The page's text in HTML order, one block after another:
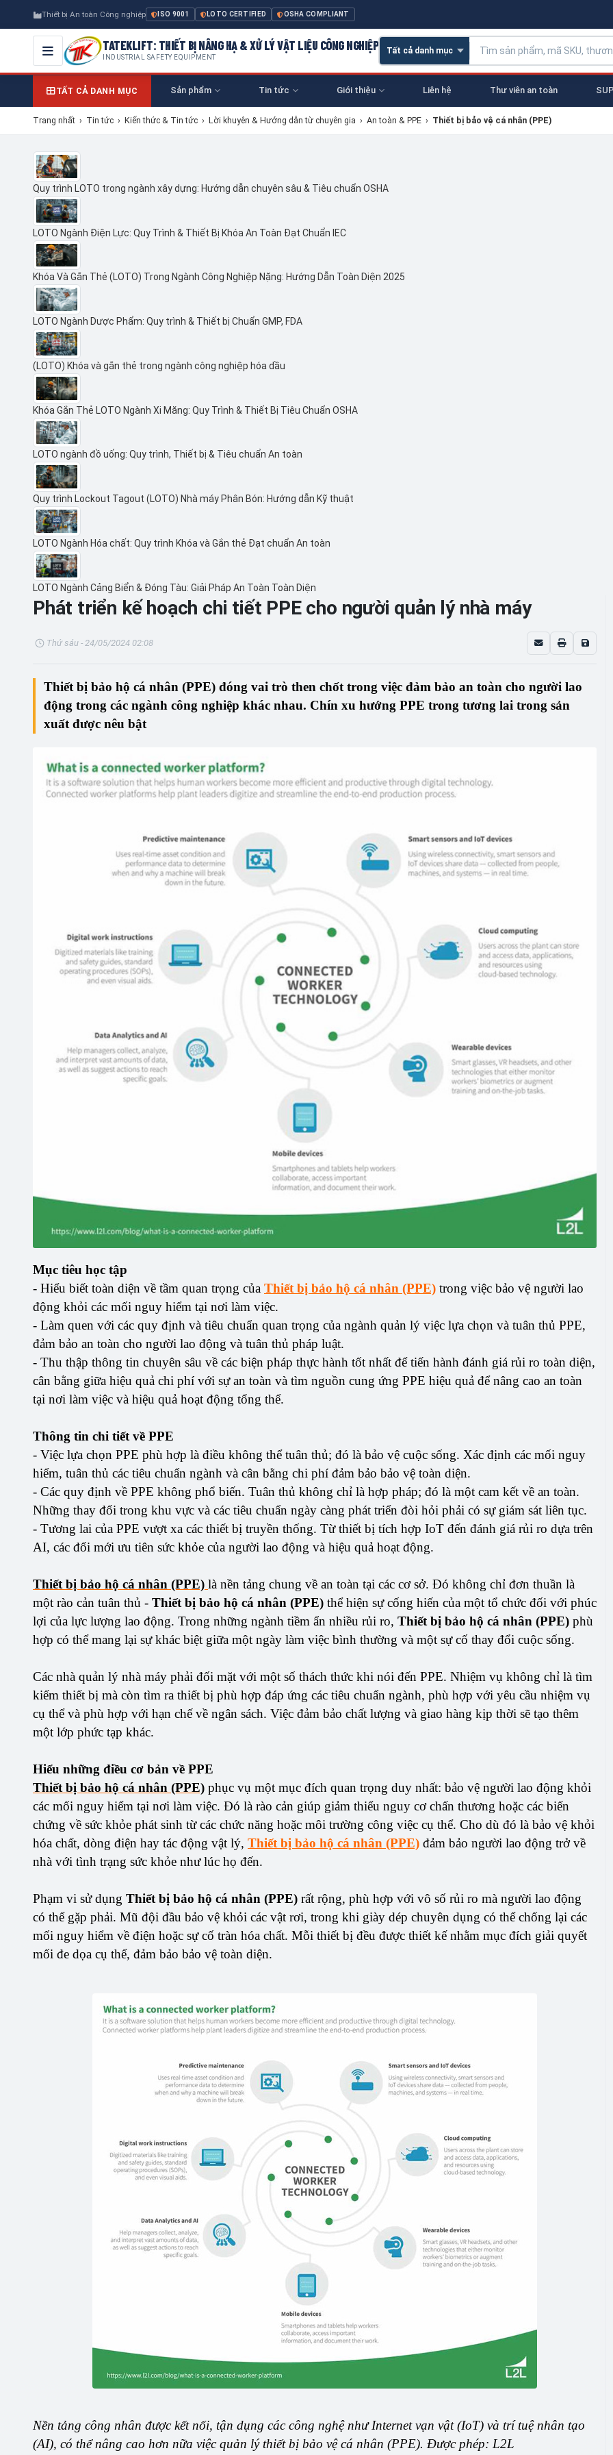
Thiết bị An toàn Công nghiệp ISO 9001 LOTO CERTIFIED OSHA COMPLIANT
TATEKLIFT: THIẾT BỊ NÂNG HẠ & XỬ LÝ VẬT LIỆU CÔNG NGHIỆP
INDUSTRIAL SAFETY EQUIPMENT
TẤT CẢ DANH MỤC Sản phẩm Tin tức Giới thiệu Liên hệ Thư viên an toàn
Trang nhất › Tin tức › Kiến thức & Tin tức › Lời khuyên & Hướng dẫn từ chuyên gia › An toàn & PPE › Thiết bị bảo vệ cá nhân (PPE)
Quy trình LOTO trong ngành xây dựng: Hướng dẫn chuyên sâu & Tiêu chuẩn OSHA
LOTO Ngành Điện Lực: Quy Trình & Thiết Bị Khóa An Toàn Đạt Chuẩn IEC
Khóa Và Gắn Thẻ (LOTO) Trong Ngành Công Nghiệp Nặng: Hướng Dẫn Toàn Diện 2025
LOTO Ngành Dược Phẩm: Quy trình & Thiết bị Chuẩn GMP, FDA
(LOTO) Khóa và gắn thẻ trong ngành công nghiệp hóa dầu
Khóa Gắn Thẻ LOTO Ngành Xi Măng: Quy Trình & Thiết Bị Tiêu Chuẩn OSHA
LOTO ngành đồ uống: Quy trình, Thiết bị & Tiêu chuẩn An toàn
Quy trình Lockout Tagout (LOTO) Nhà máy Phân Bón: Hướng dẫn Kỹ thuật
LOTO Ngành Hóa chất: Quy trình Khóa và Gắn thẻ Đạt chuẩn An toàn
LOTO Ngành Cảng Biển & Đóng Tàu: Giải Pháp An Toàn Toàn Diện
Phát triển kế hoạch chi tiết PPE cho người quản lý nhà máy
Thứ sáu - 24/05/2024 02:08
Thiết bị bảo hộ cá nhân (PPE) đóng vai trò then chốt trong việc đảm bảo an toàn cho người lao
động trong các ngành công nghiệp khác nhau. Chín xu hướng PPE trong tương lai trong sản
xuất được nêu bật
Mục tiêu học tập
- Hiểu biết toàn diện về tầm quan trọng của Thiết bị bảo hộ cá nhân (PPE) trong việc bảo vệ người lao
động khỏi các mối nguy hiểm tại nơi làm việc.
- Làm quen với các quy định và tiêu chuẩn quan trọng của ngành quản lý việc lựa chọn và tuân thủ PPE,
đảm bảo an toàn cho người lao động và tuân thủ pháp luật.
- Thu thập thông tin chuyên sâu về các biện pháp thực hành tốt nhất để tiến hành đánh giá rủi ro toàn diện,
cân bằng giữa hiệu quả chi phí với sự an toàn và tìm nguồn cung ứng PPE hiệu quả để nâng cao an toàn
tại nơi làm việc và hiệu quả hoạt động tổng thể.
Thông tin chi tiết về PPE
- Việc lựa chọn PPE phù hợp là điều không thể tuân thủ; đó là bảo vệ cuộc sống. Xác định các mối nguy
hiểm, tuân thủ các tiêu chuẩn ngành và cân bằng chi phí đảm bảo bảo vệ toàn diện.
- Các quy định về PPE không phổ biến. Tuân thủ không chỉ là hợp pháp; đó là một cam kết về an toàn.
Những thay đổi trong khu vực và các tiêu chuẩn ngày càng phát triển đòi hỏi phải có sự giám sát liên tục.
- Tương lai của PPE vượt xa các thiết bị truyền thống. Từ thiết bị tích hợp IoT đến đánh giá rủi ro dựa trên
AI, các đổi mới ưu tiên sức khỏe của người lao động và hiệu quả hoạt động.
Thiết bị bảo hộ cá nhân (PPE) là nền tảng chung về an toàn tại các cơ sở. Đó không chỉ đơn thuần là
một rào cản tuân thủ - Thiết bị bảo hộ cá nhân (PPE) thể hiện sự cống hiến của một tổ chức đối với phúc
lợi của lực lượng lao động. Trong những ngành tiềm ẩn nhiều rủi ro, Thiết bị bảo hộ cá nhân (PPE) phù
hợp có thể mang lại sự khác biệt giữa một ngày làm việc bình thường và một sự cố thay đổi cuộc sống.
Các nhà quản lý nhà máy phải đối mặt với một số thách thức khi nói đến PPE. Nhiệm vụ không chỉ là tìm
kiếm thiết bị mà còn tìm ra thiết bị phù hợp đáp ứng các tiêu chuẩn ngành, phù hợp với yêu cầu nhiệm vụ
cụ thể và phù hợp với hạn chế về ngân sách. Việc đảm bảo chất lượng và giao hàng kịp thời sẽ tạo thêm
một lớp phức tạp khác.
Hiểu những điều cơ bản về PPE
Thiết bị bảo hộ cá nhân (PPE) phục vụ một mục đích quan trọng duy nhất: bảo vệ người lao động khỏi
các mối nguy hiểm tại nơi làm việc. Đó là rào cản giúp giảm thiểu nguy cơ chấn thương hoặc các biến
chứng về sức khỏe phát sinh từ các chức năng hoặc môi trường công việc cụ thể. Cho dù đó là bảo vệ khỏi
hóa chất, dòng điện hay tác động vật lý, Thiết bị bảo hộ cá nhân (PPE) đảm bảo người lao động trở về
nhà với tình trạng sức khỏe như lúc họ đến.
Phạm vi sử dụng Thiết bị bảo hộ cá nhân (PPE) rất rộng, phù hợp với vô số rủi ro mà người lao động
có thể gặp phải. Mũ đội đầu bảo vệ khỏi các vật rơi, trong khi giày dép chuyên dụng có thể chống lại các
mối nguy hiểm về điện hoặc sự cố tràn hóa chất. Mỗi thiết bị đều được thiết kế nhằm mục đích giải quyết
mối đe dọa cụ thể, đảm bảo bảo vệ toàn diện.
Nền tảng công nhân được kết nối, tận dụng các công nghệ như Internet vạn vật (IoT) và trí tuệ nhân tạo
(AI), có thể nâng cao hơn nữa việc quản lý thiết bị bảo vệ cá nhân (PPE). Được phép: L2L